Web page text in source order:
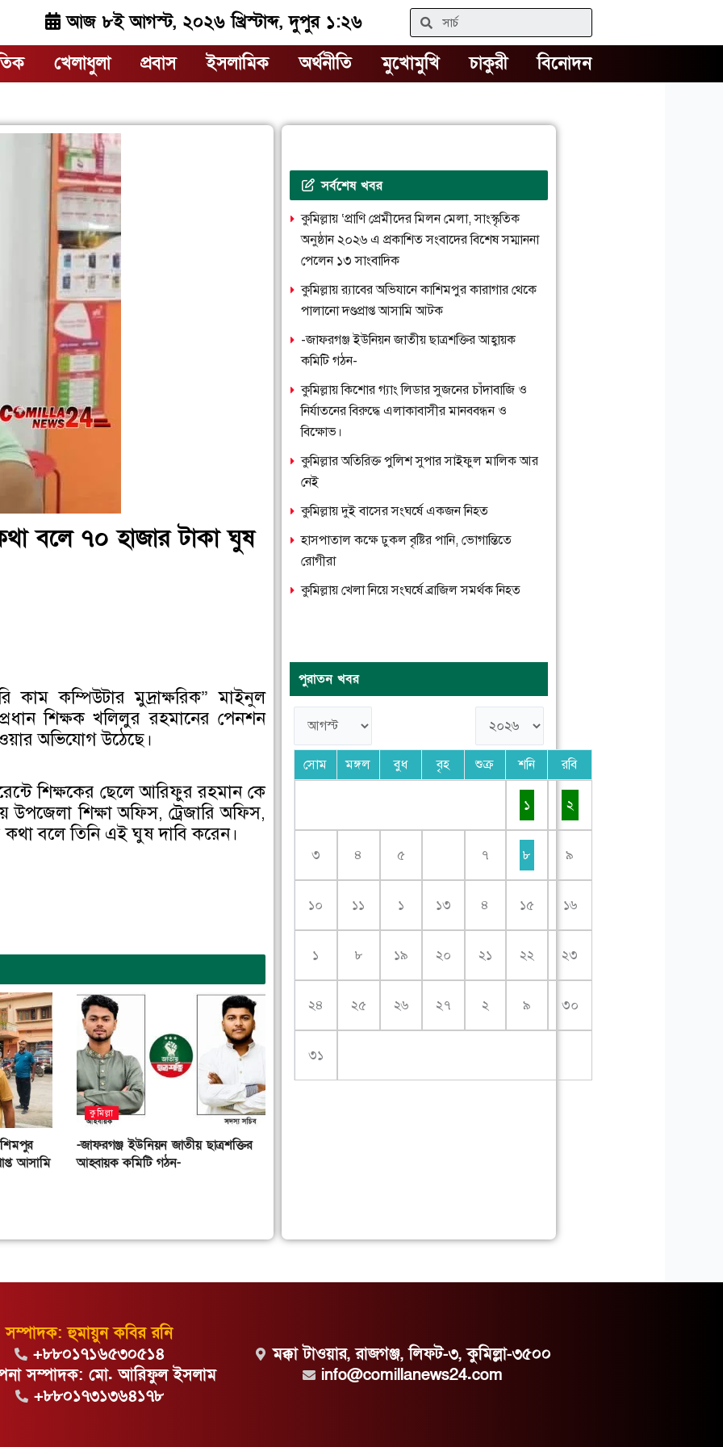
আজ ৮ই আগস্ট, ২০২৬ খ্রিস্টাব্দ, দুপুর ১:২৬ Search
খেলাধুলা প্রবাস ইসলামিক অর্থনীতি মুখোমুখি চাকুরী বিনোদন
বলে ৭০ হাজার টাকা ঘুষ
কম্পিউটার মুদ্রাক্ষরিক” মাইনুল
শিক্ষক খলিলুর রহমানের পেনশন
অভিযোগ উঠেছে।
শিক্ষকের ছেলে আরিফুর রহমান কে
উপজেলা শিক্ষা অফিস, ট্রেজারি অফিস,
কথা বলে তিনি এই ঘুষ দাবি করেন।
আসামি
কুমিল্লা
-জাফরগঞ্জ ইউনিয়ন জাতীয় ছাত্রশক্তির
আহ্বায়ক কমিটি গঠন-
সর্বশেষ খবর
কুমিল্লায় ‘প্রাণি প্রেমীদের মিলন মেলা, সাংস্কৃতিক
অনুষ্ঠান ২০২৬ এ প্রকাশিত সংবাদের বিশেষ সম্মাননা
পেলেন ১৩ সাংবাদিক
কুমিল্লায় র‌্যাবের অভিযানে কাশিমপুর কারাগার থেকে
পালানো দণ্ডপ্রাপ্ত আসামি আটক
-জাফরগঞ্জ ইউনিয়ন জাতীয় ছাত্রশক্তির আহ্বায়ক
কমিটি গঠন-
কুমিল্লায় কিশোর গ্যাং লিডার সুজনের চাঁদাবাজি ও
নির্যাতনের বিরুদ্ধে এলাকাবাসীর মানববন্ধন ও
বিক্ষোভ।
কুমিল্লার অতিরিক্ত পুলিশ সুপার সাইফুল মালিক আর
নেই
কুমিল্লায় দুই বাসের সংঘর্ষে একজন নিহত
হাসপাতাল কক্ষে ঢুকল বৃষ্টির পানি, ভোগান্তিতে
রোগীরা
কুমিল্লায় খেলা নিয়ে সংঘর্ষে ব্রাজিল সমর্থক নিহত
পুরাতন খবর
সোম মঙ্গল বুধ বৃহ শুক্র শনি রবি
১ ২
৩ ৪ ৫ ৭ ৮ ৯
১০ ১১ ১ ১৩ ৪ ১৫ ১৬
১ ৮ ১৯ ২০ ২১ ২২ ২৩
২৪ ২৫ ২৬ ২৭ ২ ৯ ৩০
৩১
সম্পাদক: হুমায়ুন কবির রনি
+৮৮০১৭১৬৫৩০৫১৪
সম্পাদক: মো. আরিফুল ইসলাম
+৮৮০১৭৩১৩৬৪১৭৮
মক্কা টাওয়ার, রাজগঞ্জ, লিফট-৩, কুমিল্লা-৩৫০০
info@comillanews24.com